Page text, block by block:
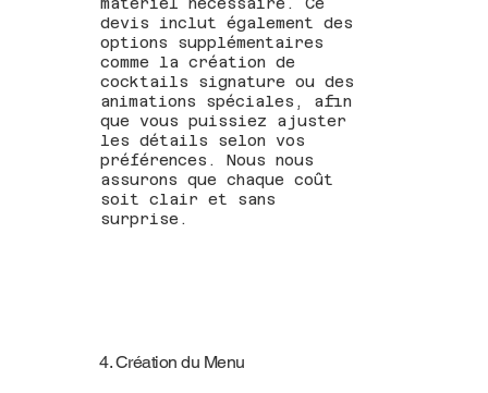
matériel nécessaire. Ce
devis inclut également des
options supplémentaires
comme la création de
cocktails signature ou des
animations spéciales, afin
que vous puissiez ajuster
les détails selon vos
préférences. Nous nous
assurons que chaque coût
soit clair et sans
surprise.
4. Création du Menu